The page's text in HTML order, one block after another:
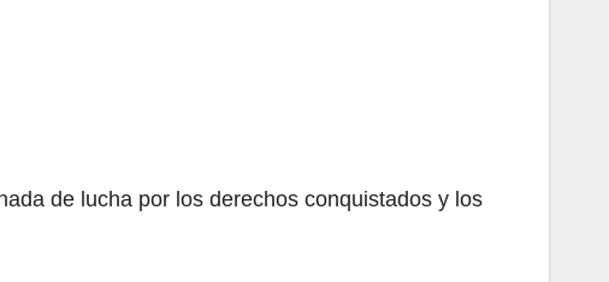
de lucha por los derechos conquistados y los